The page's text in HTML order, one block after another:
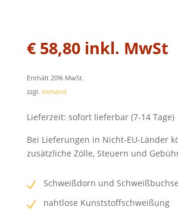
€58,80 inkl. MwSt
Enthält 20% MwSt.
zzgl. Versand
Lieferzeit: sofort lieferbar (7-14 Tage)
Bei Lieferungen in Nicht-EU-Länder
zusätzliche Zölle, Steuern und
Schweißdorn und Schweißbuchse
nahtlose Kunststoffschweißung